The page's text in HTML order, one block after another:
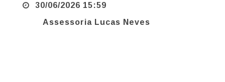
Assessoria Lucas Neves